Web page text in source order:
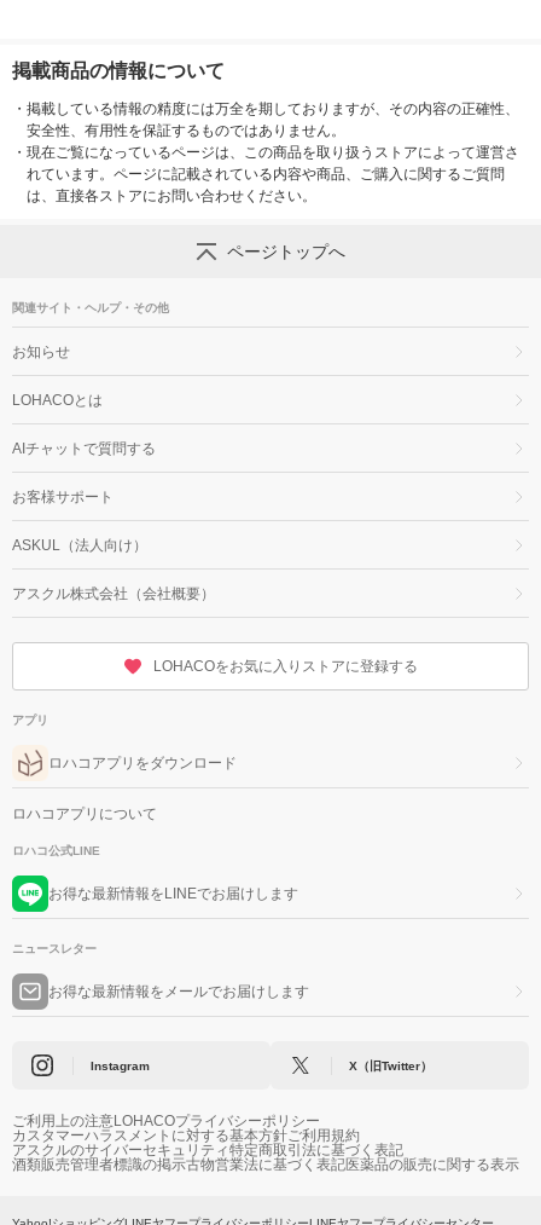
掲載商品の情報について
・ 掲載している情報の精度には万全を期しておりますが、その内容の正確性、
安全性、有用性を保証するものではありません。
・ 現在ご覧になっているページは、この商品を取り扱うストアによって運営さ
れています。ページに記載されている内容や商品、ご購入に関するご質問
は、直接各ストアにお問い合わせください。
ページトップへ
関連サイト・ヘルプ・その他
お知らせ
LOHACOとは
AIチャットで質問する
お客様サポート
ASKUL（法人向け）
アスクル株式会社（会社概要）
LOHACOをお気に入りストアに登録する
アプリ
ロハコアプリをダウンロード
ロハコアプリについて
ロハコ公式LINE
お得な最新情報をLINEでお届けします
ニュースレター
お得な最新情報をメールでお届けします
Instagram X（旧Twitter）
ご利用上の注意LOHACOプライバシーポリシー
カスタマーハラスメントに対する基本方針ご利用規約
アスクルのサイバーセキュリティ特定商取引法に基づく表記
酒類販売管理者標識の掲示古物営業法に基づく表記医薬品の販売に関する表示